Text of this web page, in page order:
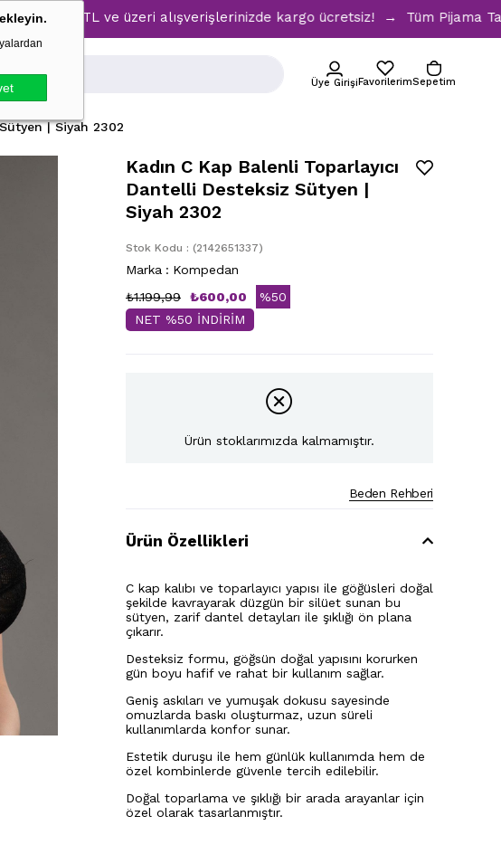
1500 TL ve üzeri alışverişlerinizde kargo ücretsiz! → Tüm Pijama
Üye GirişiFavorilerimSepetim
| Siyah 2302
Kadın C Kap Balenli Toparlayıcı
Dantelli Desteksiz Sütyen |
Siyah 2302
Stok Kodu (2142651337)
Marka : Kompedan
₺1.199,99
₺600,00 %50
NET %50 İNDİRİM
Ürün stoklarımızda kalmamıştır.
Beden Rehberi
Ürün Özellikleri
C kap kalıbı ve toparlayıcı yapısı ile göğüsleri doğal
şekilde kavrayarak düzgün bir silüet sunan bu
sütyen, zarif dantel detayları ile şıklığı ön plana
çıkarır.
Desteksiz formu, göğsün doğal yapısını korurken
gün boyu hafif ve rahat bir kullanım sağlar.
Geniş askıları ve yumuşak dokusu sayesinde
omuzlarda baskı oluşturmaz, uzun süreli
kullanımlarda konfor sunar.
Estetik duruşu ile hem günlük kullanımda hem de
özel kombinlerde güvenle tercih edilebilir.
Doğal toparlama ve şıklığı bir arada arayanlar için
özel olarak tasarlanmıştır.